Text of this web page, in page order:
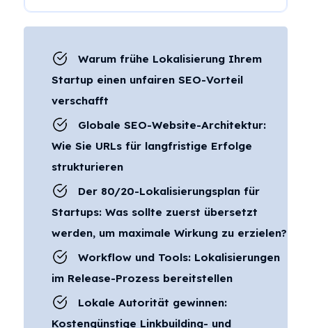
Warum frühe Lokalisierung Ihrem
Startup einen unfairen SEO-Vorteil
verschafft
Globale SEO-Website-Architektur:
Wie Sie URLs für langfristige Erfolge
strukturieren
Der 80/20-Lokalisierungsplan für
Startups: Was sollte zuerst übersetzt
werden, um maximale Wirkung zu erzielen?
Workflow und Tools: Lokalisierungen
im Release-Prozess bereitstellen
Lokale Autorität gewinnen:
Kostengünstige Linkbuilding- und